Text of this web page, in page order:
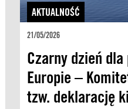
AKTUALNOŚĆ
21/05/2026
Czarny dzień
Europie –
tzw. deklarację